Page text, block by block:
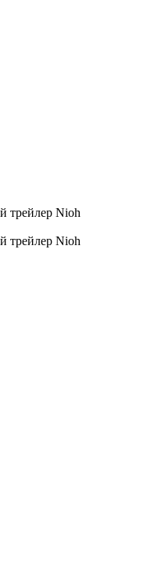
трейлер Nioh
трейлер Nioh